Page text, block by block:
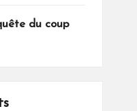
du coup